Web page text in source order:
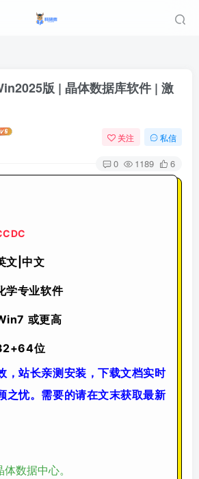
版 | 晶体数据库软件 | 激
关注 私信
0 1189 6
文|中文
学专业软件
或更高
位
，站长亲测安装，下载文档实时
之忧。需要的请在文末获取最新
数据中心。